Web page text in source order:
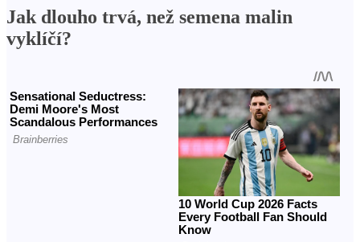
Jak dlouho trvá, než semena malin
vyklíčí?